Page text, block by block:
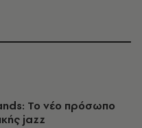
Το νέο πρόσωπο
jazz